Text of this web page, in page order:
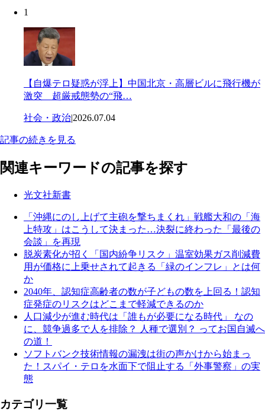
1
【自爆テロ疑惑が浮上】中国北京・高層ビルに飛行機が
激突 超厳戒態勢の“飛…
社会・政治|2026.07.04
記事の続きを見る
関連キーワードの記事を探す
光文社新書
「沖縄にのし上げて主砲を撃ちまくれ」戦艦大和の「海
上特攻」はこうして決まった…決裂に終わった「最後の
会談」を再現
脱炭素化が招く「国内紛争リスク」温室効果ガス削減費
用が価格に上乗せされて起きる「緑のインフレ」とは何
か
2040年、認知症高齢者の数が子どもの数を上回る！認知
症発症のリスクはどこまで軽減できるのか
人口減少が進む時代は「誰もが必要になる時代」 なの
に、競争過多で人を排除？ 人種で選別？ ってお国自滅へ
の道！
ソフトバンク技術情報の漏洩は街の声かけから始まっ
た！スパイ・テロを水面下で阻止する「外事警察」の実
態
カテゴリ一覧